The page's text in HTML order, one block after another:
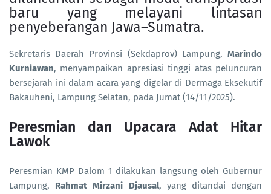
baru yang melayani lintasan
penyeberangan Jawa–Sumatra.
Sekretaris Daerah Provinsi (Sekdaprov) Lampung, Marindo
Kurniawan, menyampaikan apresiasi tinggi atas peluncuran
bersejarah ini dalam acara yang digelar di Dermaga Eksekutif
Bakauheni, Lampung Selatan, pada Jumat (14/11/2025).
Peresmian dan Upacara Adat Hitar
Lawok
Peresmian KMP Dalom 1 dilakukan langsung oleh Gubernur
Lampung, Rahmat Mirzani Djausal, yang ditandai dengan